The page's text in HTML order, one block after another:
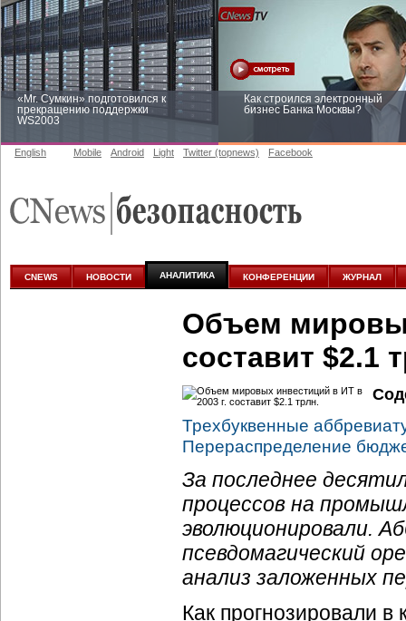
«Mr. Сумкин» подготовился к
прекращению поддержки
WS2003
Как строился электронный
бизнес Банка Москвы?
аналитике
English Mobile Android Light Twitter (topnews) Facebook
CNEWS НОВОСТИ АНАЛИТИКА КОНФЕРЕНЦИИ ЖУРНАЛ
Объем
составит $2.1
Трехбуквенные
Перераспределение
За последнее
процессов на
эволюционировали.
псевдомагический
анализ заложенных
Как прогнозировали